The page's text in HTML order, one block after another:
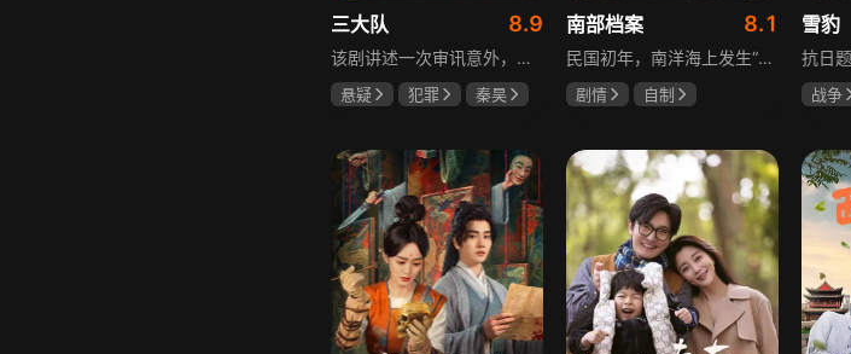
三大队 8.9
该剧讲述一次审讯意外，三大队刑警程兵入狱服刑，队友受牵连脱警、降职，曾经的警界精英三大队分崩离析。十年牢狱，程兵重获自由，失去一切，而案件的犯罪嫌疑人王大勇依旧在逃。穿一天警服，终身是正义，不甘化作执着，利刃再次出鞘，程兵和三大队的兄弟重新集结踏上追凶之路，在孤独漫长的旅途中配合警方千里追凶，也在这苦行僧一样的历程中重新找到人生的坐标和生命的意义。本片根据原载于“网易人间”作者深蓝的《请转告局长，三大队任务完成》改编。
悬疑 犯罪
秦昊
南部档案 8.1
民国初年，南洋海上发生“水鬼望乡”离奇命案，张家外派调查神秘事务的南部档案馆坐办张海盐、张海虾二人搭档亲往调查，却意外卷入了一个用于猎杀海外张家人的绝命死局。张海虾以自己的死谋局求解，送张海盐上了“南安号”巨轮回厦城以图他能够有一线生机，但这趟波澜诡谲的航程似乎才刚刚起航，一手遮天的军阀大佬、单纯执着的少年账房、还有十年未见的至亲故人……张海盐独自面对着接踵而至的意外，而当他踏上厦城的那一刻，真正属于两个少年的命运才初初开始转动。
剧情
自制
雪豹
战争